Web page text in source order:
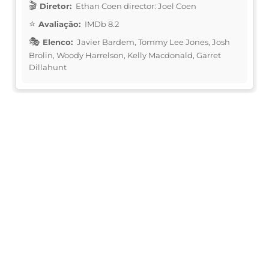
Diretor: Ethan Coen director: Joel Coen
Avaliação: IMDb 8.2
Elenco: Javier Bardem, Tommy Lee Jones, Josh
Brolin, Woody Harrelson, Kelly Macdonald, Garret
Dillahunt